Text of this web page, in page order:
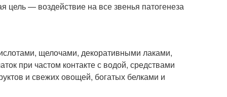
— воздействие на все звенья патогенеза
щелочами, декоративными лаками,
при частом контакте с водой, средствами
и свежих овощей, богатых белками и